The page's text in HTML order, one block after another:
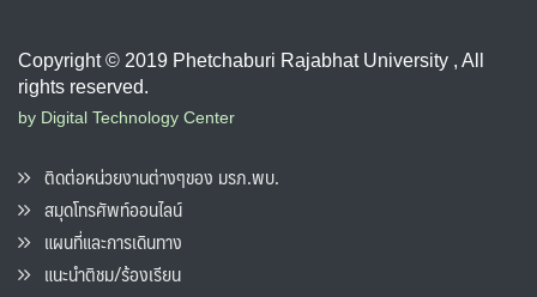
Copyright © 2019 Phetchaburi Rajabhat University , All
rights reserved.
by Digital Technology Center
ติดต่อหน่วยงานต่างๆของ มรภ.พบ.
สมุดโทรศัพท์ออนไลน์
แผนที่และการเดินทาง
แนะนำติชม/ร้องเรียน